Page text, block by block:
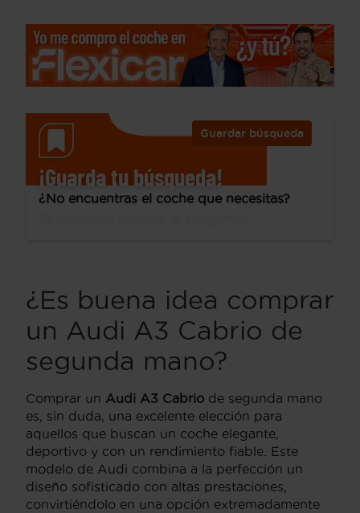
Guardar búsqueda
¡Guarda tu búsqueda!
¿No encuentras el coche que necesitas?
¿Es buena idea comprar
un Audi A3 Cabrio de
segunda mano?
Comprar un Audi A3 Cabrio de segunda mano
es, sin duda, una excelente elección para
aquellos que buscan un coche elegante,
deportivo y con un rendimiento fiable. Este
modelo de Audi combina a la perfección un
diseño sofisticado con altas prestaciones,
convirtiéndolo en una opción extremadamente